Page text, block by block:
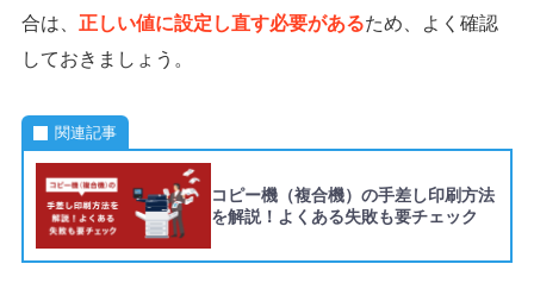
合は、 正しい値に設定し直す必要があるため、よく確認
しておきましょう。
関連記事
コピー機（複合機）の手差し印刷方法
を解説！よくある失敗も要チェック